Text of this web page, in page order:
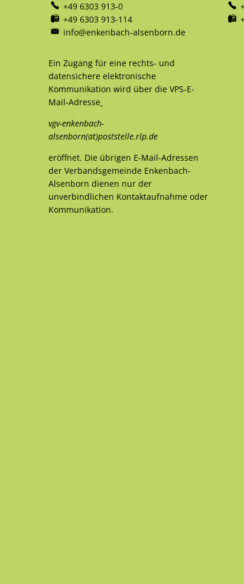
+49 6303 913-0
+49 6303 913-114
info@enkenbach-alsenborn.de
Ein Zugang für eine rechts- und
datensichere elektronische
Kommunikation wird über die VPS-E-
Mail-Adresse
vgv-enkenbach-
alsenborn(at)poststelle.rlp.de
eröffnet. Die übrigen E-Mail-Adressen
der Verbandsgemeinde Enkenbach-
Alsenborn dienen nur der
unverbindlichen Kontaktaufnahme oder
Kommunikation.